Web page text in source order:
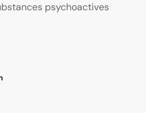
psychoactives